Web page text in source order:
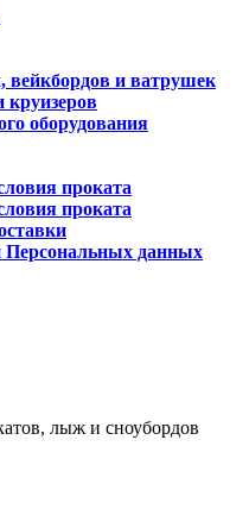
и ватрушек
круизеров
оборудования
проката
проката
Персональных данных
лыж и сноубордов